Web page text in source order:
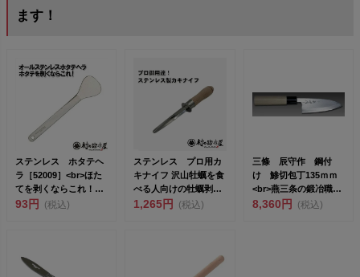
ます！
ステンレス ホタテヘ
ラ［52009］<br>ほた
てを剥くならこれ！ほ
たて...
93円 (税込)
ステンレス プロ用カ
キナイフ 沢山牡蠣を食
べる人向けの牡蠣剥き
ナイフ オイスターナ
1,265円 (税込)
三條 辰守作 鋼付
け 鯵切包丁135ｍｍ
<br>燕三条の鍛冶職人
が作る伝...
8,360円 (税込)